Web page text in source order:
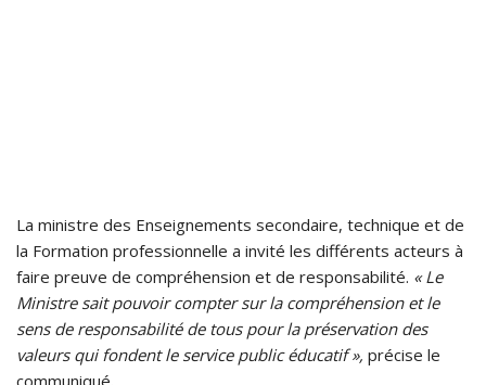
La ministre des Enseignements secondaire, technique et de
la Formation professionnelle a invité les différents acteurs à
faire preuve de compréhension et de responsabilité. « Le
Ministre sait pouvoir compter sur la compréhension et le
sens de responsabilité de tous pour la préservation des
valeurs qui fondent le service public éducatif », précise le